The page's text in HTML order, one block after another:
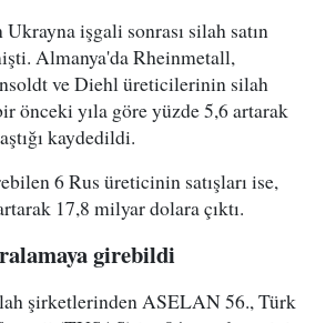
işgali sonrası silah satın
Almanya'da Rheinmetall,
ve Diehl üreticilerinin silah
önceki yıla göre yüzde 5,6 artarak
kaydedildi.
6 Rus üreticinin satışları ise,
17,8 milyar dolara çıktı.
girebildi
şirketlerinden ASELAN 56., Türk